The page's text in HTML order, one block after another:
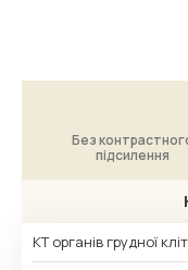
Без
підсилення
КТ органів грудної